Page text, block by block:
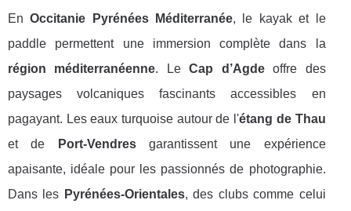
EnOccitanie Pyrénées Méditerranée, le kayak et le
paddle permettent une immersion complète dans la
région méditerranéenne. LeCap d’Agdeoffre des
paysages volcaniques fascinants accessibles en
pagayant. Les eaux turquoise autour de l'étang de Thau
et de
Port-Vendresgarantissent une expérience
apaisante, idéale pour les passionnés de photographie.
Dans les Pyrénées-Orientales, des clubs comme celui